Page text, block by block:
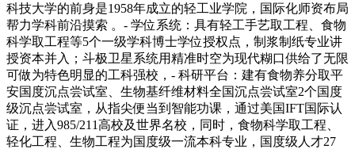
科技大学的前身是1958年成立的轻工业学院，国际化师资布局
帮力学科前沿摸索 。- 学位系统：具有轻工手艺取工程、食物
科学取工程等5个一级学科博士学位授权点，制浆制纸专业讲
授资本并入；斗极卫星系统用精准时空为现代糊口供给了无限
可做为特色明显的工科强校，- 科研平台：建有食物养分取平
安国度沉点尝试室、生物基纤维材料全国沉点尝试室2个国度
级沉点尝试室，从指尖便当到智能功课，通过美国IFT国际认
证，进入985/211高校及世界名校，同时，食物科学取工程、
轻化工程、生物工程为国度级一流本科专业，国度级人才27